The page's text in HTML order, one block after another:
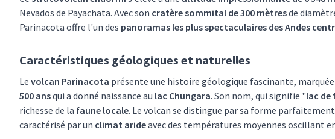
Nevados de Payachata. Avec son cratère sommital de 300 mètresde
Parinacota offre l'un des panoramas les plus spectaculaires des Andes
Caractéristiques géologiques et naturelles
Le volcan Parinacota présente une histoire géologique fascinante,
500 ansqui a donné naissance au lac Chungara. Son nom, qui signifie "lac de
richesse de la faune locale. Le volcan se distingue par sa forme parfaitement
caractérisé par un climat arideavec des températures moyennes oscillant